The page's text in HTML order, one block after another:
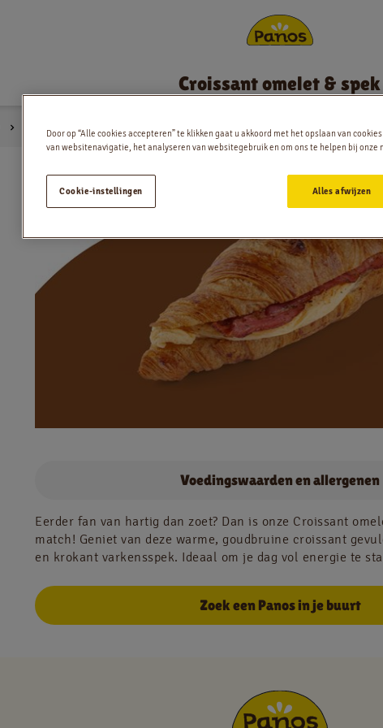
Bestellen
Nieuws
Winkels
App
Contact
Juridische informatie
Cookie policy
Croissant omelet & spek
Croissant omelet & spek
Voedingswaarden en allergenen
Eerder fan van hartig dan zoet? Dan is onze Croissant
match! Geniet van deze warme, goudbruine croissant
en krokant varkensspek. Ideaal om je dag vol energie te
Zoek een Panos in je buurt
Door op “Alle cookies accepteren” te klikken gaat u akkoord met het opslaan van
van websitenavigatie, het analyseren van websitegebruik en om ons te helpen bij
Alles afwijzen
Cookie-instellingen